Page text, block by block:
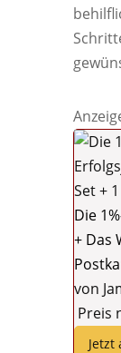
Die
+ Das
von
Preis
Jetzt